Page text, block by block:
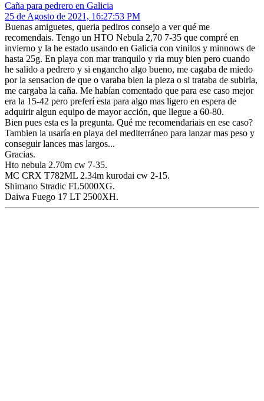
Caña para pedrero en Galicia
25 de Agosto de 2021, 16:27:53 PM
Buenas amiguetes, queria pediros consejo a ver qué me
recomendais. Tengo un HTO Nebula 2,70 7-35 que compré en
invierno y la he estado usando en Galicia con vinilos y minnows de
hasta 25g. En playa con mar tranquilo y ria muy bien pero cuando
he salido a pedrero y si engancho algo bueno, me cagaba de miedo
por la sensacion de que o varaba bien la pieza o si trataba de subirla,
me cargaba la caña. Me habían comentado que para ese caso mejor
era la 15-42 pero preferí esta para algo mas ligero en espera de
adquirir algun equipo de mayor acción, que llegue a 60-80.
Bien pues esta es la pregunta. Qué me recomendariais en ese caso?
Tambien la usaría en playa del mediterráneo para lanzar mas peso y
conseguir lances mas largos...
Gracias.
Hto nebula 2.70m cw 7-35.
MC CRX T782ML 2.34m kurodai cw 2-15.
Shimano Stradic FL5000XG.
Daiwa Fuego 17 LT 2500XH.